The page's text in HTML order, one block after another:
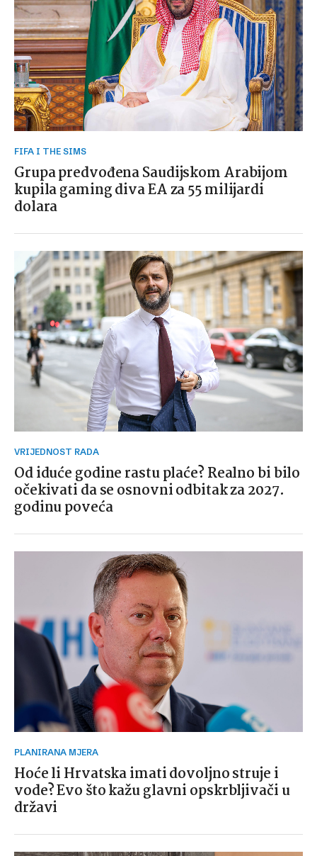
FIFA I THE SIMS
Grupa predvođena Saudijskom Arabijom
kupila gaming diva EA za 55 milijardi
dolara
VRIJEDNOST RADA
Od iduće godine rastu plaće? Realno bi bilo
očekivati da se osnovni odbitak za 2027.
godinu poveća
PLANIRANA MJERA
Hoće li Hrvatska imati dovoljno struje i
vode? Evo što kažu glavni opskrbljivači u
državi